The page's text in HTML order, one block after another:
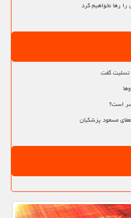
را رها نخواهیم کرد
تسلیت گفت
است؟